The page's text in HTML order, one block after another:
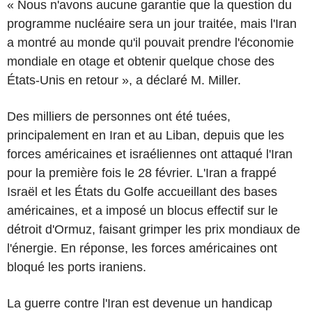
« Nous n'avons aucune garantie que la question du
programme nucléaire sera un jour traitée, mais l'Iran
a montré au monde qu'il pouvait prendre l'économie
mondiale en otage et obtenir quelque chose des
États-Unis en retour », a déclaré M. Miller.
Des milliers de personnes ont été tuées,
principalement en Iran et au Liban, depuis que les
forces américaines et israéliennes ont attaqué l'Iran
pour la première fois le 28 février. L'Iran a frappé
Israël et les États du Golfe accueillant des bases
américaines, et a imposé un blocus effectif sur le
détroit d'Ormuz, faisant grimper les prix mondiaux de
l'énergie. En réponse, les forces américaines ont
bloqué les ports iraniens.
La guerre contre l'Iran est devenue un handicap